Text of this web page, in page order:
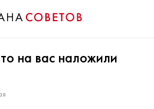
на вас наложили